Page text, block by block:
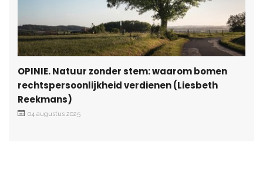
OPINIE. Natuur zonder stem: waarom bomen
rechtspersoonlijkheid verdienen (Liesbeth
Reekmans)
04 augustus 2025